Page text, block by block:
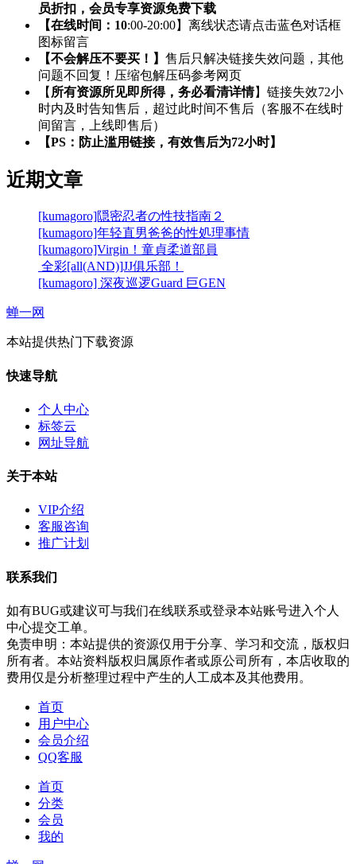
员折扣，会员专享资源免费下载
【在线时间：10:00-20:00】离线状态请点击蓝色对话框
图标留言
【不会解压不要买！】 售后只解决链接失效问题，其他
问题不回复！压缩包解压码参考网页
【 所有资源所见即所得，务必看清详情】链接失效72小
时内及时告知售后，超过此时间不售后（客服不在线时
间留言，上线即售后）
【PS：防止滥用链接，有效售后为72小时】
近期文章
[kumagoro]隠密忍者の性技指南２
[kumagoro]年轻直男爸爸的性処理事情
[kumagoro]Virgin！童貞柔道部員
全彩[all(AND)]JJ俱乐部！
[kumagoro] 深夜巡逻Guard 巨GEN
蝉一网
本站提供热门下载资源
快速导航
个人中心
标签云
网址导航
关于本站
VIP介绍
客服咨询
推广计划
联系我们
如有BUG或建议可与我们在线联系或登录本站账号进入个人
中心提交工单。
免责申明：本站提供的资源仅用于分享、学习和交流，版权归
所有者。本站资料版权归属原作者或原公司所有，本店收取的
费用仅是分析整理过程中产生的人工成本及其他费用。
首页
用户中心
会员介绍
QQ客服
首页
分类
会员
我的